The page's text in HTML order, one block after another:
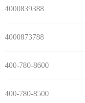
4000839388
4000873788
400-780-8600
400-780-8500